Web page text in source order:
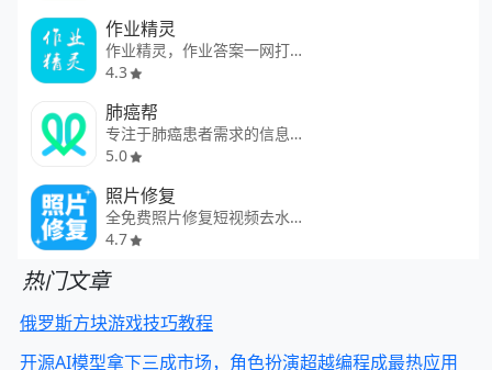
作业精灵
作业精灵，作业答案一网打尽。
4.3
肺癌帮
专注于肺癌患者需求的信息平台
5.0
照片修复
全免费照片修复短视频去水印软件
4.7
热门文章
俄罗斯方块游戏技巧教程
开源AI模型拿下三成市场，角色扮演超越编程成最热应用